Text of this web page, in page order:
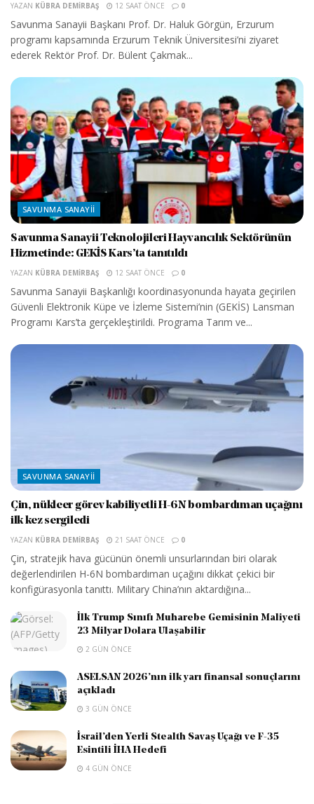
YAZAN KÜBRA DEMIRBAŞ 12 SAAT ÖNCE 0
Savunma Sanayii Başkanı Prof. Dr. Haluk Görgün, Erzurum
programı kapsamında Erzurum Teknik Üniversitesi’ni ziyaret
ederek Rektör Prof. Dr. Bülent Çakmak...
SAVUNMA SANAYII
Savunma Sanayii Teknolojileri Hayvancılık Sektörünün
Hizmetinde: GEKİS Kars’ta tanıtıldı
YAZAN KÜBRA DEMIRBAŞ 12 SAAT ÖNCE 0
Savunma Sanayii Başkanlığı koordinasyonunda hayata geçirilen
Güvenli Elektronik Küpe ve İzleme Sistemi’nin (GEKİS) Lansman
Programı Kars’ta gerçekleştirildi. Programa Tarım ve...
SAVUNMA SANAYII
Çin, nükleer görev kabiliyetli H-6N bombardıman uçağını
ilk kez sergiledi
YAZAN KÜBRA DEMIRBAŞ 21 SAAT ÖNCE 0
Çin, stratejik hava gücünün önemli unsurlarından biri olarak
değerlendirilen H-6N bombardıman uçağını dikkat çekici bir
konfigürasyonla tanıttı. Military China’nın aktardığına...
İlk Trump Sınıfı Muharebe Gemisinin Maliyeti
23 Milyar Dolara Ulaşabilir
2 GÜN ÖNCE
ASELSAN 2026’nın ilk yarı finansal sonuçlarını
açıkladı
3 GÜN ÖNCE
İsrail’den Yerli Stealth Savaş Uçağı ve F-35
Esintili İHA Hedefi
4 GÜN ÖNCE